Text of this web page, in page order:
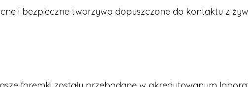
i bezpieczne tworzywo dopuszczone do kontaktu z